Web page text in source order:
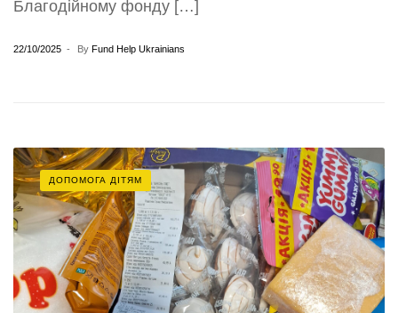
Благодійному фонду […]
22/10/2025 By Fund Help Ukrainians
ДОПОМОГА ДІТЯМ